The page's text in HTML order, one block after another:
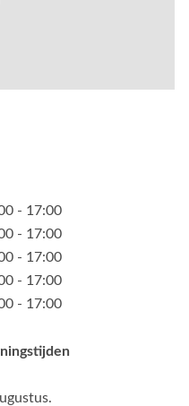
- 17:00
- 17:00
- 17:00
- 17:00
- 17:00